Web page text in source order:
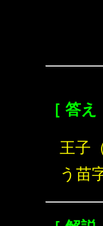
［ 答え
王子
う苗